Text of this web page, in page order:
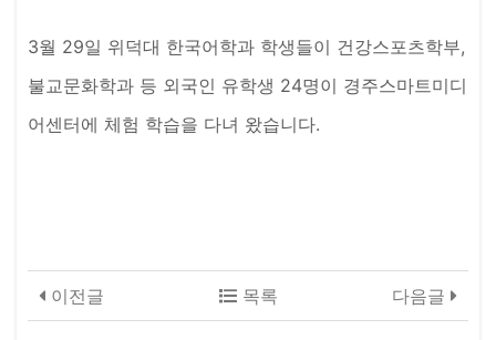
3월 29일 위덕대 한국어학과 학생들이 건강스포츠학부,
불교문화학과 등 외국인 유학생 24명이 경주스마트미디
어센터에 체험 학습을 다녀 왔습니다.
이전글 다음글
목록